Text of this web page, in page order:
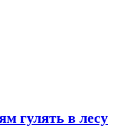
гулять в лесу